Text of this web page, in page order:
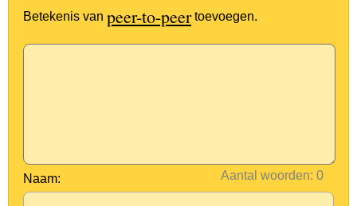
Betekenis van peer-to-peertoevoegen.
Aantal woorden:
Naam: